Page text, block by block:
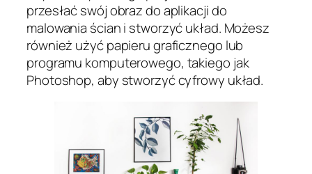
przesłać swój obraz do aplikacji do
malowania ścian i stworzyć układ. Możesz
również użyć papieru graficznego lub
programu komputerowego, takiego jak
Photoshop, aby stworzyć cyfrowy układ.